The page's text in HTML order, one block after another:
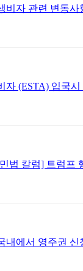
비자 관련 변동사
자 (ESTA) 입국
법 칼럼] 트럼프
내에서 영주권 신